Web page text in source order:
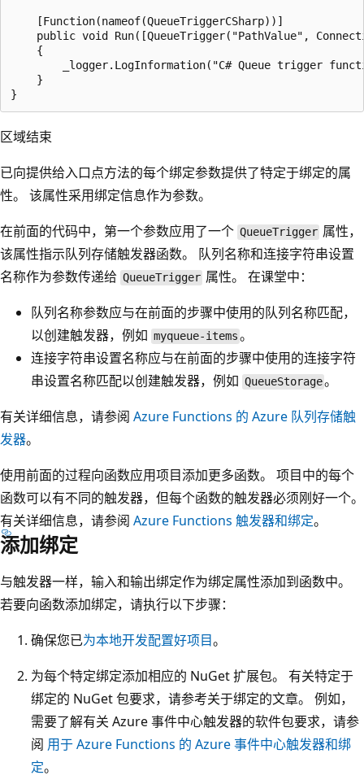
    [Function(nameof(QueueTriggerCSharp))]
public void Run([QueueTrigger("PathValue",
    {
_logger.LogInformation("C# Queue trigger
    }
区域结束
已向提供给入口点方法的每个绑定参数提供了特定于绑定的属
性。 该属性采用绑定信息作为参数。
在前面的代码中，第一个参数应用了一个 QueueTrigger 属性，
该属性指示队列存储触发器函数。 队列名称和连接字符串设置
名称作为参数传递给 QueueTrigger 属性。 在课堂中：
队列名称参数应与在前面的步骤中使用的队列名称匹配，
以创建触发器，例如 myqueue-items 。
连接字符串设置名称应与在前面的步骤中使用的连接字符
串设置名称匹配以创建触发器，例如 QueueStorage。
有关详细信息，请参阅 Azure Functions 的 Azure 队列存储触
发器。
使用前面的过程向函数应用项目添加更多函数。 项目中的每个
函数可以有不同的触发器，但每个函数的触发器必须刚好一个。
有关详细信息，请参阅 Azure Functions 触发器和绑定。
添加绑定
与触发器一样，输入和输出绑定作为绑定属性添加到函数中。
若要向函数添加绑定，请执行以下步骤：
确保您已为本地开发配置好项目。
为每个特定绑定添加相应的 NuGet 扩展包。 有关特定于
绑定的 NuGet 包要求，请参考关于绑定的文章。 例如，
需要了解有关 Azure 事件中心触发器的软件包要求，请参
阅 用于 Azure Functions 的 Azure 事件中心触发器和绑
定。